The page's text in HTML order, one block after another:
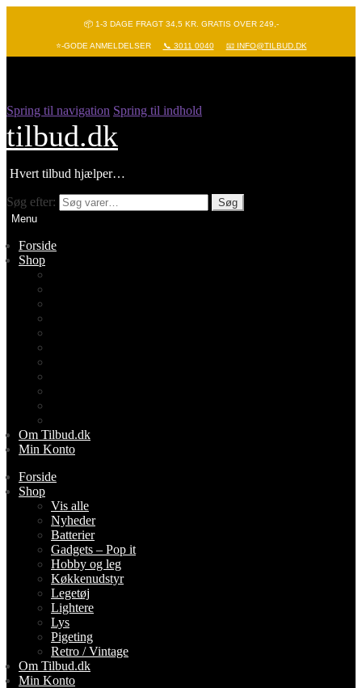
📦 1-3 DAGE FRAGT 34,5 KR. GRATIS OVER 249,-
⭐-GODE ANMELDELSER 📞 3011 0040 📧 INFO@TILBUD.DK
Spring til navigation Spring til indhold
tilbud.dk
Hvert tilbud hjælper…
Søg efter:
Søg
Menu
Forside
Shop
Om Tilbud.dk
Min Konto
Forside
Shop
Vis alle
Nyheder
Batterier
Gadgets – Pop it
Hobby og leg
Køkkenudstyr
Legetøj
Lightere
Lys
Pigeting
Retro / Vintage
Om Tilbud.dk
Min Konto